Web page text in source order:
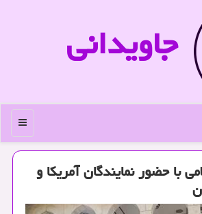
جاویدانی
منو
با حضور نمایندگان آمریكا و